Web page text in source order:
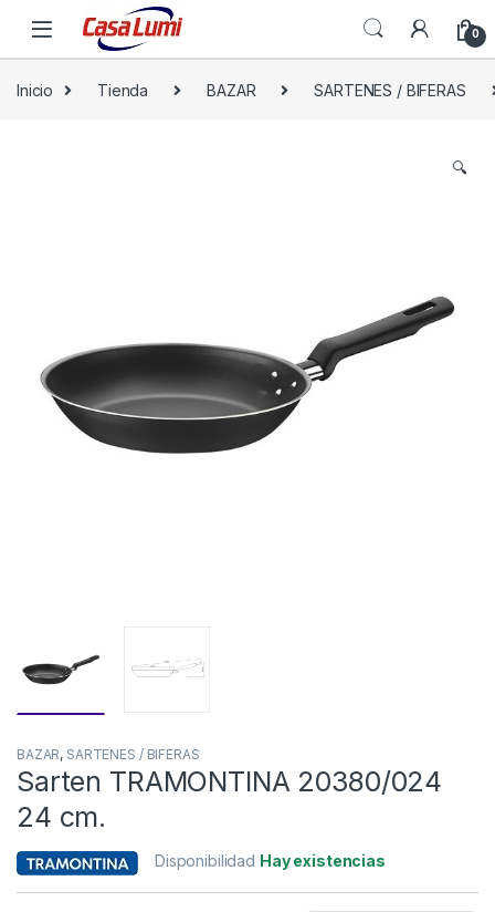
0
Inicio Tienda BAZAR SARTENES / BIFERAS
🔍
BAZAR, SARTENES / BIFERAS
Sarten TRAMONTINA 20380/024
24 cm.
Disponibilidad Hay existencias